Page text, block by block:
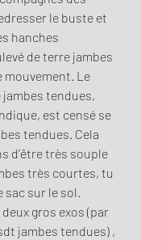
le buste et
hanches
de terre jambes
mouvement. Le
tendues,
est censé se
tendues. Cela
d’être très souple
très courtes, tu
sac sur le sol.
gros exos (par
jambes tendues) ,